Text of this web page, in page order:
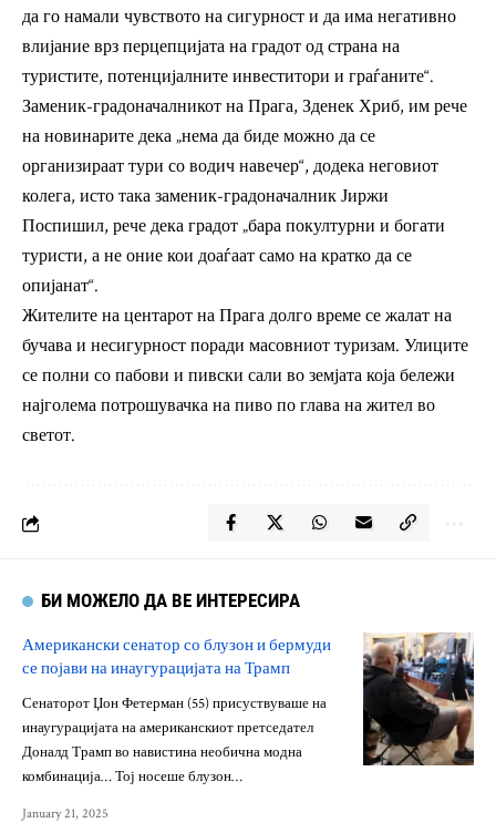
да го намали чувството на сигурност и да има негативно
влијание врз перцепцијата на градот од страна на
туристите, потенцијалните инвеститори и граѓаните“.
Заменик-градоначалникот на Прага, Зденек Хриб, им рече
на новинарите дека „нема да биде можно да се
организираат тури со водич навечер“, додека неговиот
колега, исто така заменик-градоначалник Јиржи
Поспишил, рече дека градот „бара покултурни и богати
туристи, а не оние кои доаѓаат само на кратко да се
опијанат“.
Жителите на центарот на Прага долго време се жалат на
бучава и несигурност поради масовниот туризам. Улиците
се полни со пабови и пивски сали во земјата која бележи
најголема потрошувачка на пиво по глава на жител во
светот.
БИ МОЖЕЛО ДА ВЕ ИНТЕРЕСИРА
Американски сенатор со блузон и бермуди
се појави на инаугурацијата на Трамп
Сенаторот Џон Фетерман (55) присуствуваше на
инаугурацијата на американскиот претседател
Доналд Трамп во навистина необична модна
комбинација… Тој носеше блузон…
January 21, 2025